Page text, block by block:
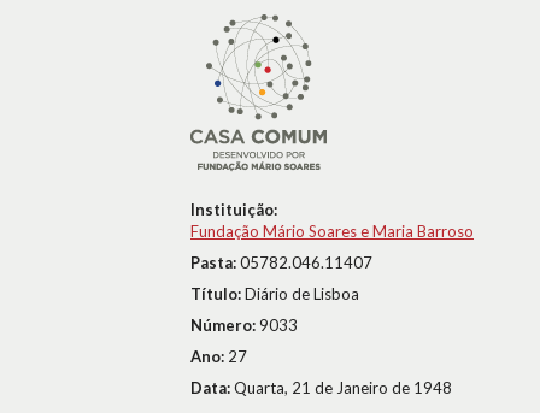
Instituição:
Fundação Mário Soares e Maria Barroso
Pasta:05782.046.11407
Título:Diário de Lisboa
Número:9033
Ano: 27
Data:Quarta, 21 de Janeiro de 1948